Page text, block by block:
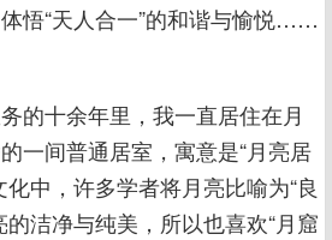
悟“天人合一”的和谐与愉悦……
的十余年里，我一直居住在月
一间普通居室，寓意是“月亮居
中，许多学者将月亮比喻为“良
洁净与纯美，所以也喜欢“月窟